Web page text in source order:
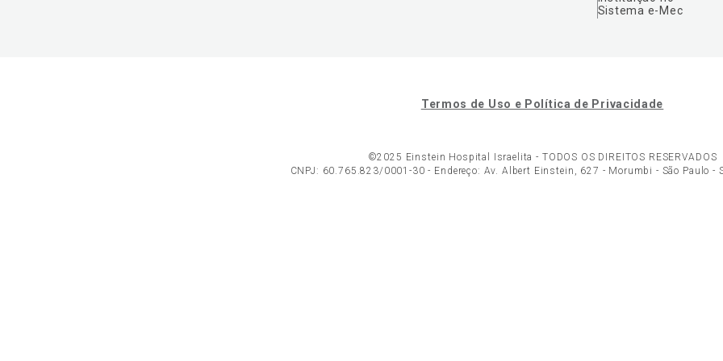
Sistema e-Mec
Termos de Uso e Política de Privacidade
©2025 Einstein Hospital Israelita - TODOS OS DIREITOS RESERVADOS
CNPJ: 60.765.823/0001-30 - Endereço: Av. Albert Einstein, 627 - Morumbi - São Paulo -